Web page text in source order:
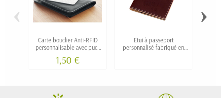
Carte bouclier Anti-RFID
personnalisable avec puce
1,50 €
Etui à passeport
personnalisé fabriqué en
‹ ›